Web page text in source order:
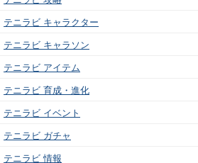
テニラビ キャラクター
テニラビ キャラソン
テニラビ アイテム
テニラビ 育成・進化
テニラビ イベント
テニラビ ガチャ
テニラビ 情報